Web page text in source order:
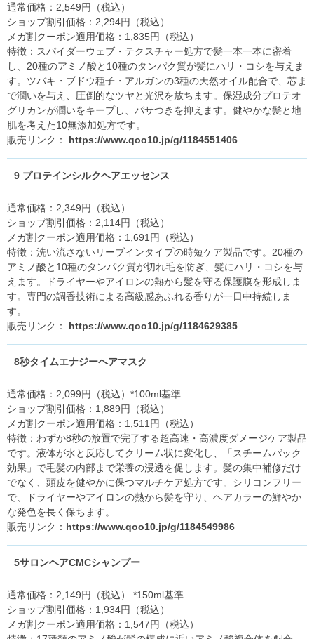
通常価格：2,549円（税込）
ショップ割引価格：2,294円（税込）
メガ割クーポン適用価格：1,835円（税込）
特徴：スパイダーウェブ・テクスチャー処方で髪一本一本に密着
し、20種のアミノ酸と10種のタンパク質が髪にハリ・コシを与えま
す。ツバキ・ブドウ種子・アルガンの3種の天然オイル配合で、芯ま
で潤いを与え、圧倒的なツヤと光沢を放ちます。保湿成分プロテオ
グリカンが潤いをキープし、パサつきを抑えます。健やかな髪と地
肌を考えた10無添加処方です。
販売リンク： https://www.qoo10.jp/g/1184551406
9 プロテインシルクヘアエッセンス
通常価格：2,349円（税込）
ショップ割引価格：2,114円（税込）
メガ割クーポン適用価格：1,691円（税込）
特徴：洗い流さないリーブインタイプの時短ケア製品です。20種の
アミノ酸と10種のタンパク質が切れ毛を防ぎ、髪にハリ・コシを与
えます。ドライヤーやアイロンの熱から髪を守る保護膜を形成しま
す。専門の調香技術による高級感あふれる香りが一日中持続しま
す。
販売リンク： https://www.qoo10.jp/g/1184629385
8秒タイムエナジーヘアマスク
通常価格：2,099円（税込）*100ml基準
ショップ割引価格：1,889円（税込）
メガ割クーポン適用価格：1,511円（税込）
特徴：わずか8秒の放置で完了する超高速・高濃度ダメージケア製品
です。液体が水と反応してクリーム状に変化し、「スチームパック
効果」で毛髪の内部まで栄養の浸透を促します。髪の集中補修だけ
でなく、頭皮を健やかに保つマルチケア処方です。シリコンフリー
で、ドライヤーやアイロンの熱から髪を守り、ヘアカラーの鮮やか
な発色を長く保ちます。
販売リンク： https://www.qoo10.jp/g/1184549986
5サロンヘアCMCシャンプー
通常価格：2,149円（税込） *150ml基準
ショップ割引価格：1,934円（税込）
メガ割クーポン適用価格：1,547円（税込）